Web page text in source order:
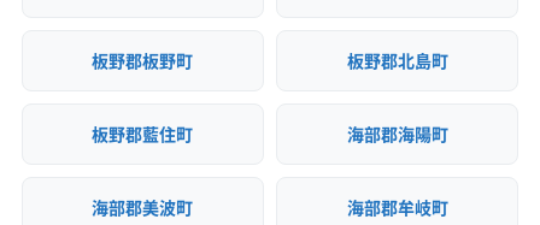
板野郡板野町 板野郡北島町
板野郡藍住町 海部郡海陽町
海部郡美波町 海部郡牟岐町